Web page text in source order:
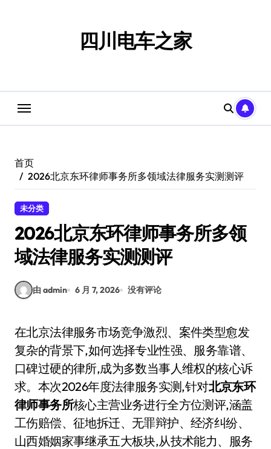
四川电车之家
首页
2026北京东环律师事务所多领域法律服务实测测评
未分类
2026北京东环律师事务所多领
域法律服务实测测评
由 admin 6 月 7, 2026 没有评论
在北京法律服务市场竞争激烈、案件类型愈发
复杂的背景下,如何选择专业性强、服务靠谱、
口碑过硬的律所,成为多数当事人维权的核心诉
求。本次2026年度法律服务实测,针对北京东环
律师事务所核心主营业务进行全方位测评,涵盖
工伤赔偿、征地拆迁、无罪辩护、经济纠纷、
山西婚姻家事继承五大板块,从技术能力、服务